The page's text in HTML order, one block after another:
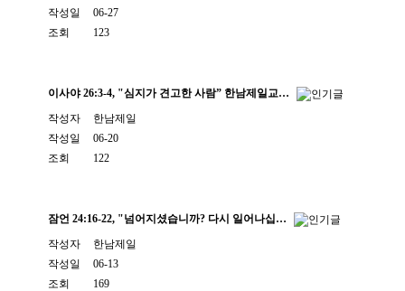
작성일
06-27
조회
123
이사야 26:3-4, "심지가 견고한 사람” 한남제일교…
작성자
한남제일
작성일
06-20
조회
122
잠언 24:16-22, "넘어지셨습니까? 다시 일어나십…
작성자
한남제일
작성일
06-13
조회
169